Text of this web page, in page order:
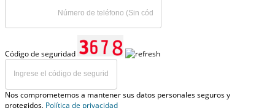
Código de seguridad
Nos comprometemos a mantener sus datos personales seguros y
protegidos, Política de privacidad